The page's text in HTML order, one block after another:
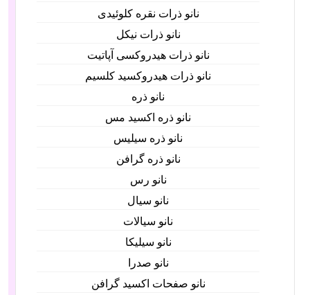
نانو ذرات نقره کلوئیدی
نانو ذرات نیکل
نانو ذرات هیدروکسی آپاتیت
نانو ذرات هیدروکسید کلسیم
نانو ذره
نانو ذره اکسید مس
نانو ذره سیلیس
نانو ذره گرافن
نانو رس
نانو سیال
نانو سیالات
نانو سیلیکا
نانو صدرا
نانو صفحات اکسید گرافن